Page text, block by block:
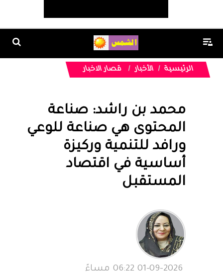
الرئيسية الأخبار قصار الاخبار
محمد بن راشد: صناعة
المحتوى هي صناعة للوعي
ورافد للتنمية وركيزة
أساسية في اقتصاد
المستقبل